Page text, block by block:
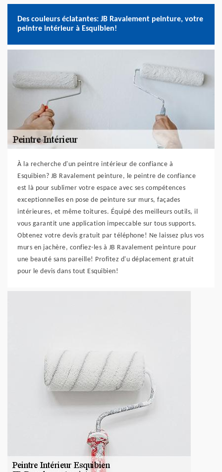
Des couleurs éclatantes: JB Ravalement peinture, votre
peintre intérieur à Esquibien!
À la recherche d'un peintre intérieur de confiance à
Esquibien? JB Ravalement peinture, le peintre de confiance
est là pour sublimer votre espace avec ses compétences
exceptionnelles en pose de peinture sur murs, façades
intérieures, et même toitures. Équipé des meilleurs outils, il
vous garantit une application impeccable sur tous supports.
Obtenez votre devis gratuit par téléphone! Ne laissez plus vos
murs en jachère, confiez-les à JB Ravalement peinture pour
une beauté sans pareille! Profitez d'u déplacement gratuit
pour le devis dans tout Esquibien!